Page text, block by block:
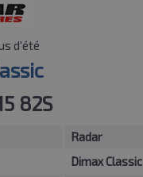
d'été
82S
Radar
Dimax Classic